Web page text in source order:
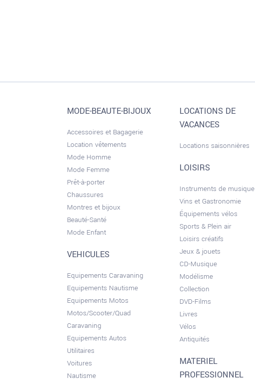
MODE-BEAUTE-BIJOUX
Accessoires et Bagagerie
Location vêtements
Mode Homme
Mode Femme
Prêt-à-porter
Chaussures
Montres et bijoux
Beauté-Santé
Mode Enfant
VEHICULES
Equipements Caravaning
Equipements Nautisme
Equipements Motos
Motos/Scooter/Quad
Caravaning
Equipements Autos
Utilitaires
Voitures
Nautisme
LOCATIONS DE
VACANCES
Locations saisonnières
LOISIRS
Instruments de musique
Vins et Gastronomie
Équipements vélos
Sports & Plein air
Loisirs créatifs
Jeux & jouets
CD-Musique
Modélisme
Collection
DVD-Films
Livres
Vélos
Antiquités
MATERIEL
PROFESSIONNEL